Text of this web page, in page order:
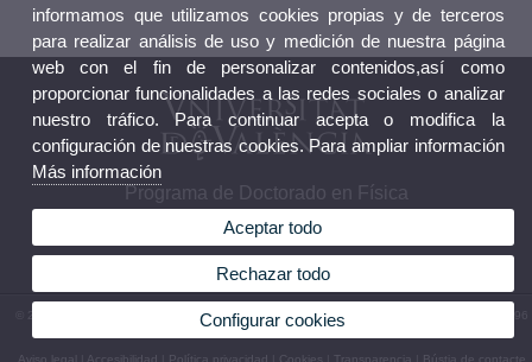
Programa de Doctorado en Física
© 2026 UV. - Av. Vicent Andrés Estellés, 19, 46100 Burjassot. Valencia. España. Tel. (+34) 96
354 33 07
Aviso legal Accesibilidad Política privacidad Cookies Transparencia Bústia de contacte
informamos que utilizamos cookies propias y de terceros
para realizar análisis de uso y medición de nuestra página
web con el fin de personalizar contenidos,así como
proporcionar funcionalidades a las redes sociales o analizar
nuestro tráfico. Para continuar acepta o modifica la
configuración de nuestras cookies. Para ampliar información
Más información
Aceptar todo
Rechazar todo
Configurar cookies